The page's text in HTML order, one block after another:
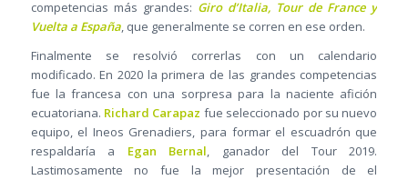
competencias más grandes: Giro d’Italia, Tour de France y
Vuelta a España, que generalmente se corren en ese orden.
Finalmente se resolvió correrlas con un calendario
modificado. En 2020 la primera de las grandes competencias
fue la francesa con una sorpresa para la naciente afición
ecuatoriana. Richard Carapaz fue seleccionado por su nuevo
equipo, el Ineos Grenadiers, para formar el escuadrón que
respaldaría a Egan Bernal, ganador del Tour 2019.
Lastimosamente no fue la mejor presentación de el